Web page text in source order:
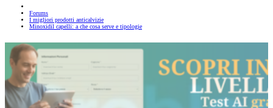
Forums
I migliori prodotti anticalvizie
Minoxidil capelli: a che cosa serve e tipologie